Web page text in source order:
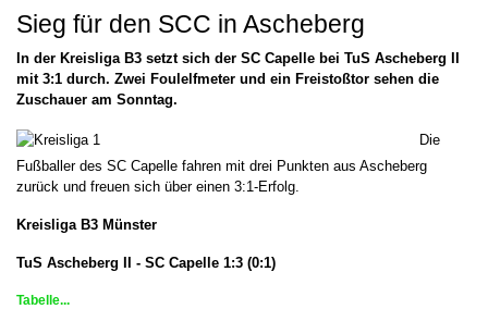
Sieg für den SCC in Ascheberg
In der Kreisliga B3 setzt sich der SC Capelle bei TuS Ascheberg II
mit 3:1 durch. Zwei Foulelfmeter und ein Freistoßtor sehen die
Zuschauer am Sonntag.
Die
Fußballer des SC Capelle fahren mit drei Punkten aus Ascheberg
zurück und freuen sich über einen 3:1-Erfolg.
Kreisliga B3 Münster
TuS Ascheberg II - SC Capelle 1:3 (0:1)
Tabelle...